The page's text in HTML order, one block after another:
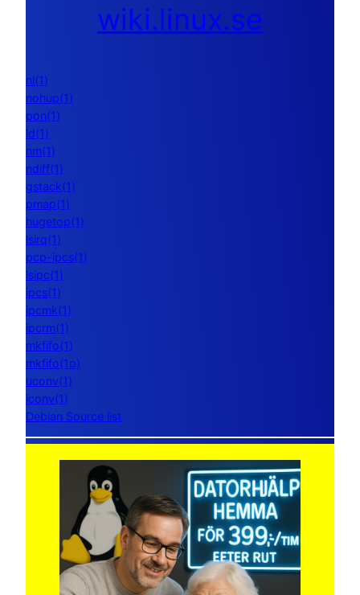
wiki.linux.se
nl(1)
nohup(1)
pon(1)
ld(1)
nm(1)
ndiff(1)
gstack(1)
pmap(1)
hugetop(1)
lsirq(1)
pcp-ipcs(1)
lsipc(1)
ipcs(1)
ipcmk(1)
ipcrm(1)
mkfifo(1)
mkfifo(1p)
uconv(1)
iconv(1)
Debian Source list